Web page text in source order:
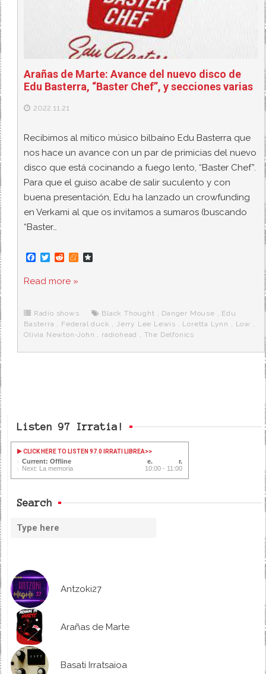
Arañas de Marte: Avance del nuevo disco de
Edu Basterra, “Baster Chef”, y secciones varias
2022.11.21
Recibimos al mítico músico bilbaíno Edu Basterra que
nos hace un avance con un par de primicias del nuevo
disco que está cocinando a fuego lento, “Baster Chef”.
Para que el guiso acabe de salir suculento y con
buena presentación, Edu ha lanzado un crowfunding
en Verkami al que os invitamos a sumaros (buscando
“Baster…
F
e
o
k
T
t
r
R
d
M
e
r
a
Read more »
Radio shows Black Thought , Danger Mouse , Edu
Basterra , Federal duck ,Jerry Lee Lewis , Loretta Lynn , Low ,
Olivia Newton-John , radiohead , The Delfonics
Listen 97 Irratia!
CLICK HERE TO LISTEN 97.0 IRRATI LIBREA>>
Current: Offline
Next: La memoria
10:00 - 11:00
Search
Antzoki27
Arañas de Marte
Basati Irratsaioa